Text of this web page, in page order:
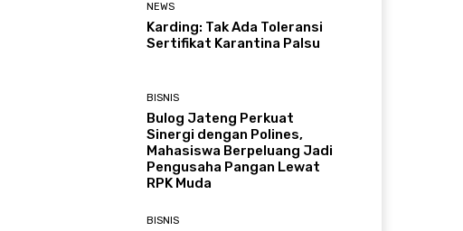
NEWS
Karding: Tak Ada Toleransi
Sertifikat Karantina Palsu
BISNIS
Bulog Jateng Perkuat
Sinergi dengan Polines,
Mahasiswa Berpeluang Jadi
Pengusaha Pangan Lewat
RPK Muda
BISNIS